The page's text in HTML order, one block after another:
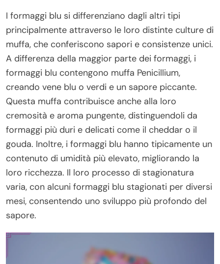
I formaggi blu si differenziano dagli altri tipi
principalmente attraverso le loro distinte culture di
muffa, che conferiscono sapori e consistenze unici.
A differenza della maggior parte dei formaggi, i
formaggi blu contengono muffa Penicillium,
creando vene blu o verdi e un sapore piccante.
Questa muffa contribuisce anche alla loro
cremosità e aroma pungente, distinguendoli da
formaggi più duri e delicati come il cheddar o il
gouda. Inoltre, i formaggi blu hanno tipicamente un
contenuto di umidità più elevato, migliorando la
loro ricchezza. Il loro processo di stagionatura
varia, con alcuni formaggi blu stagionati per diversi
mesi, consentendo uno sviluppo più profondo del
sapore.